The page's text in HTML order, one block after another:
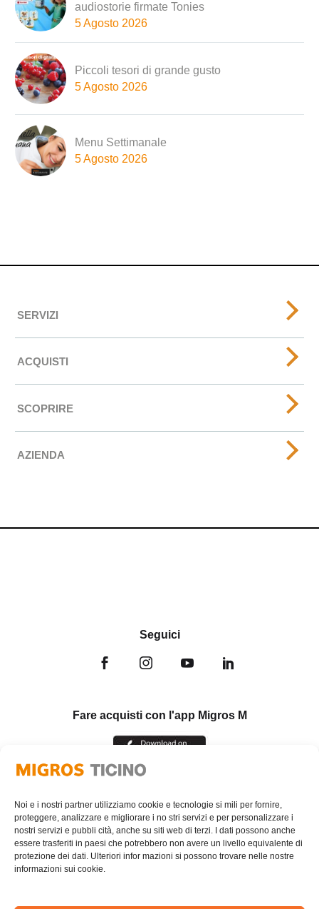
Noi e i nostri partner utilizziamo cookie e tecnologie si mili per fornire,
proteggere, analizzare e migliorare i no stri servizi e per personalizzare i
nostri servizi e pubbli cità, anche su siti web di terzi. I dati possono anche
essere trasferiti in paesi che potrebbero non avere un livello equivalente di
protezione dei dati. Ulteriori infor mazioni si possono trovare nelle nostre
informazioni sui cookie.
audiostorie firmate Tonies
5 Agosto 2026
Piccoli tesori di grande gusto
5 Agosto 2026
Menu Settimanale
5 Agosto 2026
SERVIZI
ACQUISTI
SCOPRIRE
AZIENDA
Seguici
Fare acquisti con l'app Migros M